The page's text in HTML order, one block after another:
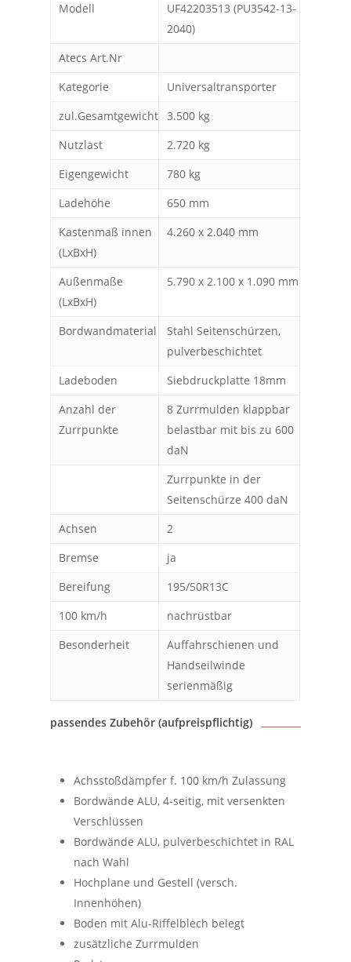
Modell
UF42203513 (PU3542-13-
2040)
Atecs Art.Nr
Kategorie
Universaltransporter
zul.Gesamtgewicht 3.500 kg
Nutzlast
2.720 kg
Eigengewicht
780 kg
Ladehöhe
650 mm
Kastenmaß innen
(LxBxH)
4.260 x 2.040 mm
Außenmaße
(LxBxH)
5.790 x 2.100 x 1.090 mm
Bordwandmaterial
Stahl Seitenschürzen,
pulverbeschichtet
Ladeboden
Siebdruckplatte 18mm
Anzahl der
Zurrpunkte
8 Zurrmulden klappbar
belastbar mit bis zu 600
daN
Zurrpunkte in der
Seitenschürze 400 daN
Achsen
2
Bremse
ja
Bereifung
195/50R13C
100 km/h
nachrüstbar
Besonderheit
Auffahrschienen und
Handseilwinde
serienmäßig
passendes Zubehör (aufpreispflichtig)
Achsstoßdämpfer f. 100 km/h Zulassung
Bordwände ALU, 4-seitig, mit versenkten
Verschlüssen
Bordwände ALU, pulverbeschichtet in RAL
nach Wahl
Hochplane und Gestell (versch.
Innenhöhen)
Boden mit Alu-Riffelblech belegt
zusätzliche Zurrmulden